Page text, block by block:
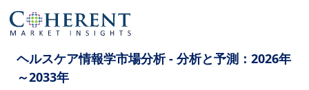
ヘルスケア情報学市場分析 - 分析と予測：2026年
～2033年